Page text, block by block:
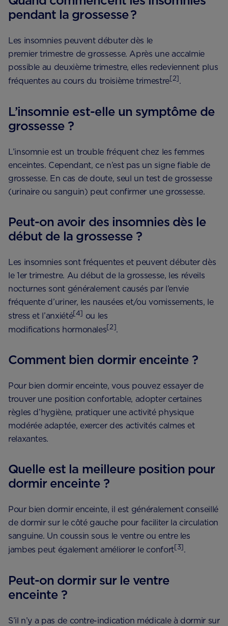
pendant la grossesse ?
Les insomnies peuvent débuter dès le
premier trimestre de grossesse. Après une accalmie
possible au deuxième trimestre, elles redeviennent plus
fréquentes au cours du troisième trimestre[2].
L’insomnie est-elle un symptôme de
grossesse ?
L’insomnie est un trouble fréquent chez les femmes
enceintes. Cependant, ce n’est pas un signe fiable de
grossesse. En cas de doute, seul un test de grossesse
(urinaire ou sanguin) peut confirmer une grossesse.
Peut-on avoir des insomnies dès le
début de la grossesse ?
Les insomnies sont fréquentes et peuvent débuter dès
le 1er trimestre. Au début de la grossesse, les réveils
nocturnes sont généralement causés par l’envie
fréquente d’uriner, les nausées et/ou vomissements, le
stress et l’anxiété[4] ou les
modifications hormonales[2].
Comment bien dormir enceinte ?
Pour bien dormir enceinte, vous pouvez essayer de
trouver une position confortable, adopter certaines
règles d’hygiène, pratiquer une activité physique
modérée adaptée, exercer des activités calmes et
relaxantes.
Quelle est la meilleure position pour
dormir enceinte ?
Pour bien dormir enceinte, il est généralement conseillé
de dormir sur le côté gauche pour faciliter la circulation
sanguine. Un coussin sous le ventre ou entre les
jambes peut également améliorer le confort[3].
Peut-on dormir sur le ventre
enceinte ?
S’il n’y a pas de contre-indication médicale à dormir sur